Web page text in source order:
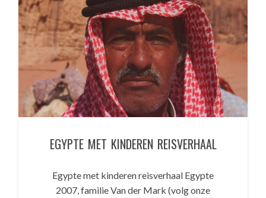
EGYPTE MET KINDEREN REISVERHAAL
Egypte met kinderen reisverhaal Egypte
2007, familie Van der Mark (volg onze